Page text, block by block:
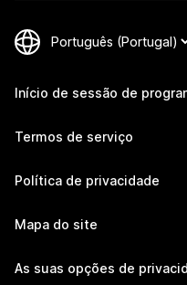
Início de sessão de
Termos de serviço
Política de privacidade
Mapa do site
As suas opções de